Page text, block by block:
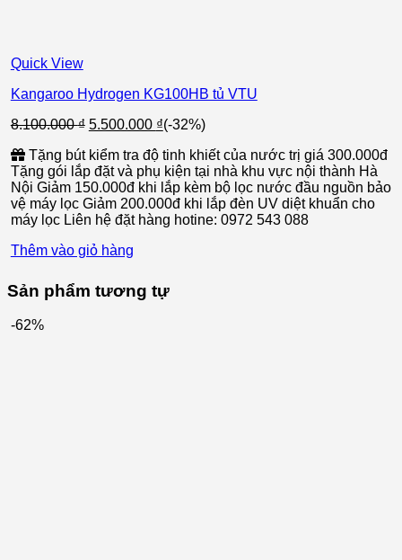
Quick View
Kangaroo Hydrogen KG100HB tủ VTU
8.100.000₫ Giá
là:
8.100.000 ₫.
5.500.000 ₫Giá
tại
là:
5.500.000 ₫.
(-32%)
Tặng bút kiểm tra độ tinh khiết của nước trị giá 300.000đ
Tặng gói lắp đặt và phụ kiện tại nhà khu vực nội thành Hà
Nội Giảm 150.000đ khi lắp kèm bộ lọc nước đầu nguồn bảo
vệ máy lọc Giảm 200.000đ khi lắp đèn UV diệt khuẩn cho
máy lọc Liên hệ đặt hàng hotine: 0972 543 088
Thêm vào giỏ hàng
Sản phẩm tương tự
-62%